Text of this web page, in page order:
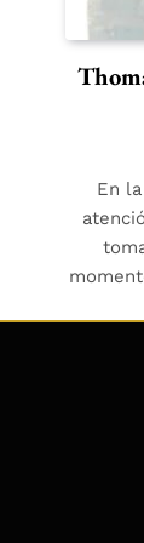
En